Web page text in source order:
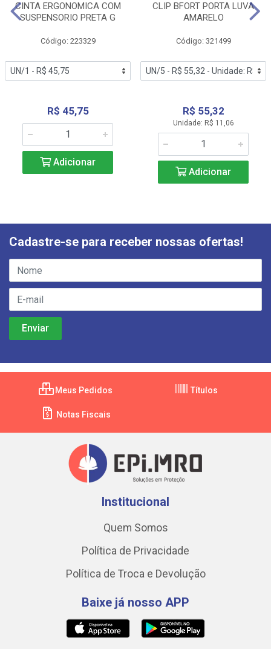
CINTA ERGONOMICA COM
SUSPENSORIO PRETA G
Código: 223329
R$ 45,75
Adicionar
CLIP BFORT PORTA LUVA
AMARELO
Código: 321499
R$ 55,32
Unidade: R$ 11,06
Adicionar
Cadastre-se para receber nossas ofertas!
Meus Pedidos Títulos
Notas Fiscais
Institucional
Quem Somos
Política de Privacidade
Política de Troca e Devolução
Baixe já nosso APP